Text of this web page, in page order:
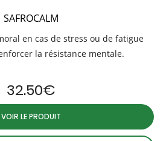
SAFROCALM
en cas de stress ou de fatigue
la résistance mentale.
32.50€
VOIR LE PRODUIT